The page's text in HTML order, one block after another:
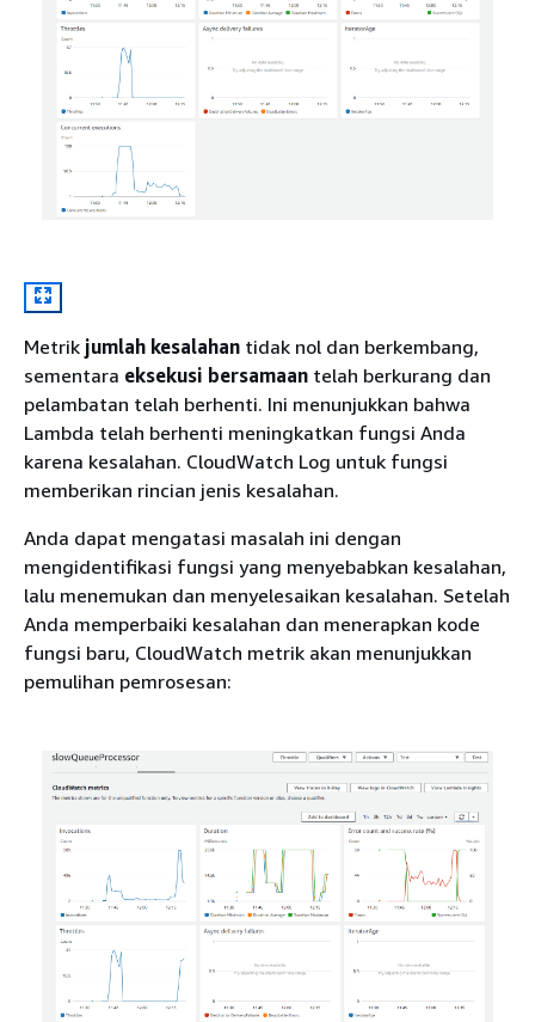
Metrik jumlah kesalahan tidak nol dan berkembang,
sementara eksekusi bersamaan telah berkurang dan
pelambatan telah berhenti. Ini menunjukkan bahwa
Lambda telah berhenti meningkatkan fungsi Anda
karena kesalahan. CloudWatch Log untuk fungsi
memberikan rincian jenis kesalahan.
Anda dapat mengatasi masalah ini dengan
mengidentifikasi fungsi yang menyebabkan kesalahan,
lalu menemukan dan menyelesaikan kesalahan. Setelah
Anda memperbaiki kesalahan dan menerapkan kode
fungsi baru, CloudWatch metrik akan menunjukkan
pemulihan pemrosesan: